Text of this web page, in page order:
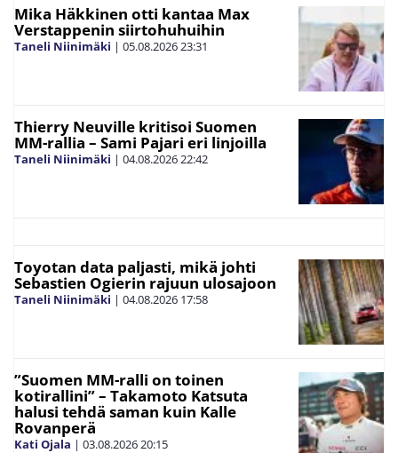
Mika Häkkinen otti kantaa Max
Verstappenin siirtohuhuihin
Taneli Niinimäki | 05.08.202623:31
Thierry Neuville kritisoi Suomen
MM-rallia – Sami Pajari eri linjoilla
Taneli Niinimäki | 04.08.202622:42
Toyotan data paljasti, mikä johti
Sebastien Ogierin rajuun ulosajoon
Taneli Niinimäki | 04.08.2026 17:58
”Suomen MM-ralli on toinen
kotirallini” – Takamoto Katsuta
halusi tehdä saman kuin Kalle
Rovanperä
Kati Ojala | 03.08.202620:15